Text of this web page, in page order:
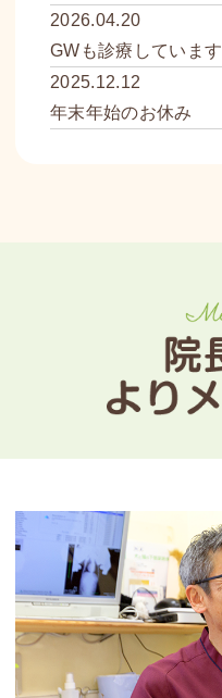
2026.04.20
GWも診療しています
2025.12.12
年末年始のお休み